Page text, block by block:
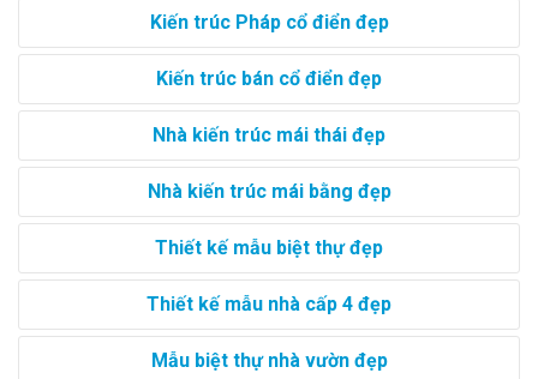
Kiến trúc Pháp cổ điển đẹp
Kiến trúc bán cổ điển đẹp
Nhà kiến trúc mái thái đẹp
Nhà kiến trúc mái bằng đẹp
Thiết kế mẫu biệt thự đẹp
Thiết kế mẫu nhà cấp 4 đẹp
Mẫu biệt thự nhà vườn đẹp